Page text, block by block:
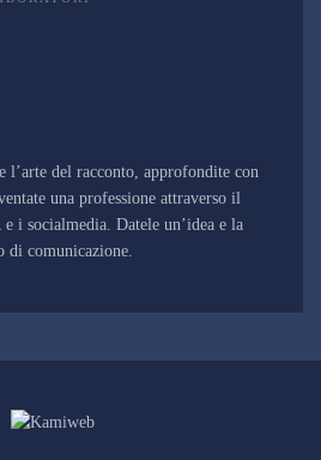
l’arte del racconto, approfondite con
una professione attraverso il
i socialmedia. Datele un’idea e la
di comunicazione.